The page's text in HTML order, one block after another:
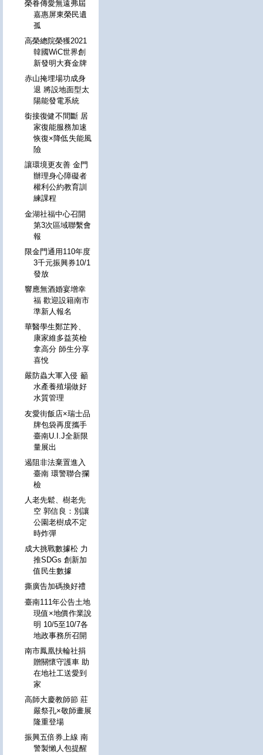
榮眷傳愛無遠弗屆
嘉惠屏東榮民遺
孤
高榮總院榮獲2021
韓國WiC世界創
新發明大賽金牌
赤山掩埋場功成身
退 將設地面型太
陽能發電系統
銜接復健不間斷 居
家復能服務加速
恢復×降低失能風
險
讓環境更友善 金門
辦理身心障礙者
權利公約教育訓
練課程
金湖社福中心召開
第3次區域聯繫會
報
限金門通用110年度
3千元振興券10/1
發放
響應無酒婚宴增幸
福 歡迎設籍南市
準新人報名
華醫學生鄭芷羚、
康家維多益英檢
拿高分 師生分享
喜悅
嚴防蟲大軍入侵 籲
水產養殖場做好
水質管理
友愛街飯店×瑞士品
牌包袋再度攜手
臺南U.I.J全新限
量展出
遏阻非法棄置進入
臺南 環警聯合攔
檢
人老先鬆、樹老先
空 郭信良：別讓
公園老樹成不定
時炸彈
成大挑戰數據松 力
推SDGs 創新加
值民生數據
撕廣告加碼換好禮
臺南111年公告土地
現值×地價作業說
明 10/5至10/7各
地政事務所召開
南市鳳凰扶輪社捐
贈關懷守護車 助
在地社工送愛到
家
高師大慶教師節 莊
嚴祭孔×敬師畫展
隆重登場
振興五倍券上線 南
警製懶人包提醒